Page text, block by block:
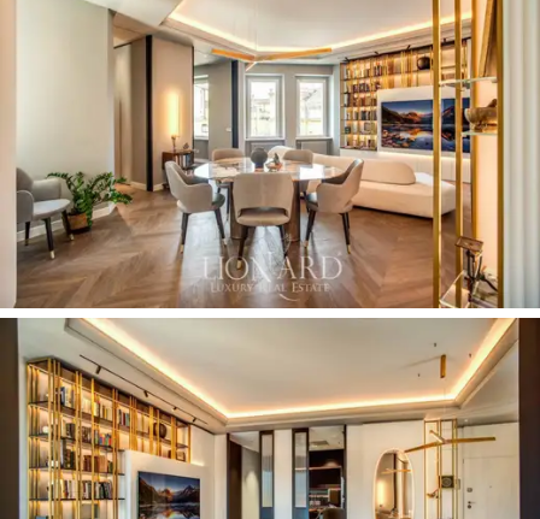
明和優質材料賦予公寓獨特的個性，使其成為簡
約優雅的作品。
公寓為一層，
起居區寬敞明亮， 法式人字形拼花
地板更增添了空間的深度。客廳配有設計師設計
的沙發以及帶背光書櫃的訂製精美生活牆，是整
個家庭的心臟，是放鬆和歡樂時刻的理想場所。
現代化的廚房設備齊全，設有中央島和 電磁爐，
兩側是精緻的酒吧角，配有酒窖和舒適的扶手
椅。睡眠區的設計旨在最大限度地提高舒適度和
隱私。主臥室是一片優雅的綠洲，配有
私人衣櫃
和精緻的獨立浴室，浴室內設有雙洗臉盆和寬敞
的步入式淋浴間。第二間臥室非常適合兒童或客
人，配有書桌，提供舒適實用的環境。第二間浴
室完善了佈局，同樣體現了整個房子的優雅和對